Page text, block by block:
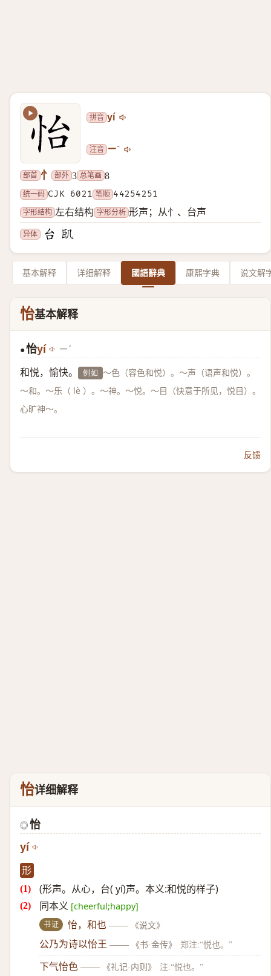
拼音 yí
注音 ㄧˊ
部首 忄 部外 3 总笔画 8
统一码 CJK 6021 笔顺 44254251
字形结构 左右结构 字形分析 形声；从忄、台声
异体
基本解释 详细解释 國語辭典 康熙字典 说文解
怡基本解释
●怡yí ㄧˊ
和悦，愉快。 例如 ～色（容色和悦）。～声（语声和悦）。
～和。～乐（ lè ）。～神。～悦。～目（快意于所见，悦目）。
心旷神～。
反馈
怡详细解释
◎ 怡
yí
形
(形声。从心，台( yí)声。本义:和悦的样子)
同本义 [cheerful;happy]
书证 怡，和也 —— 《说文》
公乃为诗以怡王 —— 《书·金传》 郑注:“悦也。”
下气怡色 —— 《礼记·内则》 注:“悦也。”